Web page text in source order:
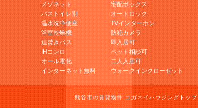
メゾネット
バストイレ別
温水洗浄便座
浴室乾燥機
追焚きバス
IHコンロ
オール電化
インターネット無料
宅配ボックス
オートロック
TVインターホン
防犯カメラ
即入居可
ペット相談可
二人入居可
ウォークインクローゼット
熊谷市の賃貸物件 コガネイハウジングトップ